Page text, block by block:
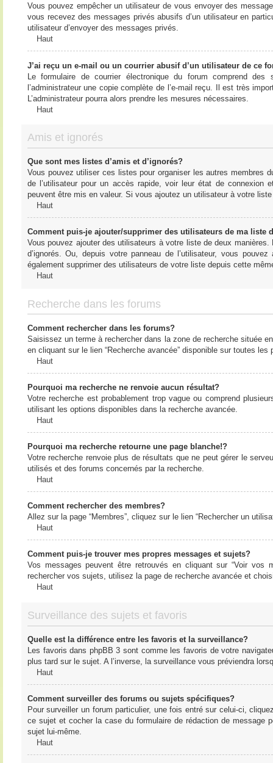
Vous pouvez empêcher un utilisateur de vous envoyer des
vous recevez des messages privés abusifs d’un utilisateur en
utilisateur d’envoyer des messages privés.
Haut
J’ai reçu un e-mail ou un courrier abusif d’un utilisateur de ce
Le formulaire de courrier électronique du forum comprend
l’administrateur une copie complète de l’e-mail reçu. Il est très
L’administrateur pourra alors prendre les mesures nécessaires.
Haut
Amis et ignorés
Que sont mes listes d’amis et d’ignorés?
Vous pouvez utiliser ces listes pour organiser les autres membres
de l’utilisateur pour un accès rapide, voir leur état de connexion
peuvent être mis en valeur. Si vous ajoutez un utilisateur à votre
Haut
Comment puis-je ajouter/supprimer des utilisateurs de ma liste
Vous pouvez ajouter des utilisateurs à votre liste de deux
d’ignorés. Ou, depuis votre panneau de l’utilisateur, vous
également supprimer des utilisateurs de votre liste depuis cette
Haut
Recherche dans les forums
Comment rechercher dans les forums?
Saisissez un terme à rechercher dans la zone de recherche située
en cliquant sur le lien “Recherche avancée” disponible sur toutes
Haut
Pourquoi ma recherche ne renvoie aucun résultat?
Votre recherche est probablement trop vague ou comprend
utilisant les options disponibles dans la recherche avancée.
Haut
Pourquoi ma recherche retourne une page blanche!?
Votre recherche renvoie plus de résultats que ne peut gérer le
utilisés et des forums concernés par la recherche.
Haut
Comment rechercher des membres?
Allez sur la page “Membres”, cliquez sur le lien “Rechercher un
Haut
Comment puis-je trouver mes propres messages et sujets?
Vos messages peuvent être retrouvés en cliquant sur “Voir vos
rechercher vos sujets, utilisez la page de recherche avancée et
Haut
Surveillance des sujets et favoris
Quelle est la différence entre les favoris et la surveillance?
Les favoris dans phpBB 3 sont comme les favoris de votre
plus tard sur le sujet. A l’inverse, la surveillance vous préviendra
Haut
Comment surveiller des forums ou sujets spécifiques?
Pour surveiller un forum particulier, une fois entré sur celui-ci,
ce sujet et cocher la case du formulaire de rédaction de message
sujet lui-même.
Haut